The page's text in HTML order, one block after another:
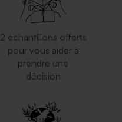
2 échantillons offerts
pour vous aider à
prendre une
décision